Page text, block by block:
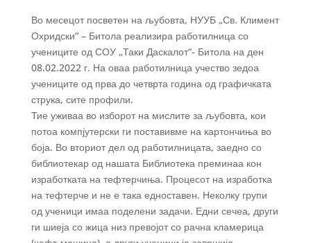
Во месецот посветен на љубовта, НУУБ „Св. Климент
Охридски“ – Битола реализира работилница со
учениците од СОУ „Таки Даскалот“- Битола на ден
08.02.2022 г. На оваа работилница учество зедоа
учениците од прва до четврта година од графичката
струка, сите профили.
Тие уживаа во изборот на мислите за љубовта, кои
потоа компјутерски ги поставивме на картончиња во
боја. Во вториот дел од работилницата, заедно со
библиотекар од нашата Библиотека преминаа кон
изработката на тефтерчиња. Процесот на изработка
на тефтерче и не е така едноставен. Неколку групи
од ученици имаа поделени задачи. Едни сечеа, други
ги шиеја со жица низ превојот со рачна кламерица